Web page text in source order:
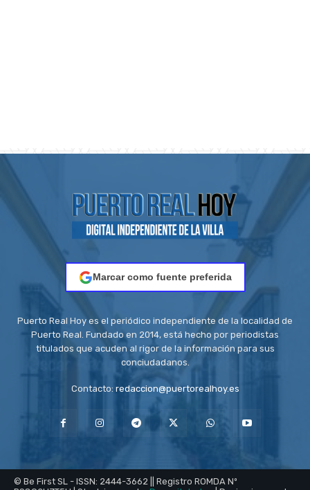
Marcar como fuente preferida
Puerto Real Hoy es el periódico independiente de la localidad de
Puerto Real. Fundado en 2014, está hecho por periodistas
titulados que acuden al rigor de la información para sus
conciudadanos.
Contacto: redaccion@puertorealhoy.es
© Be First SL - ISSN: 2444-3662 || Registro ROMDA Nº